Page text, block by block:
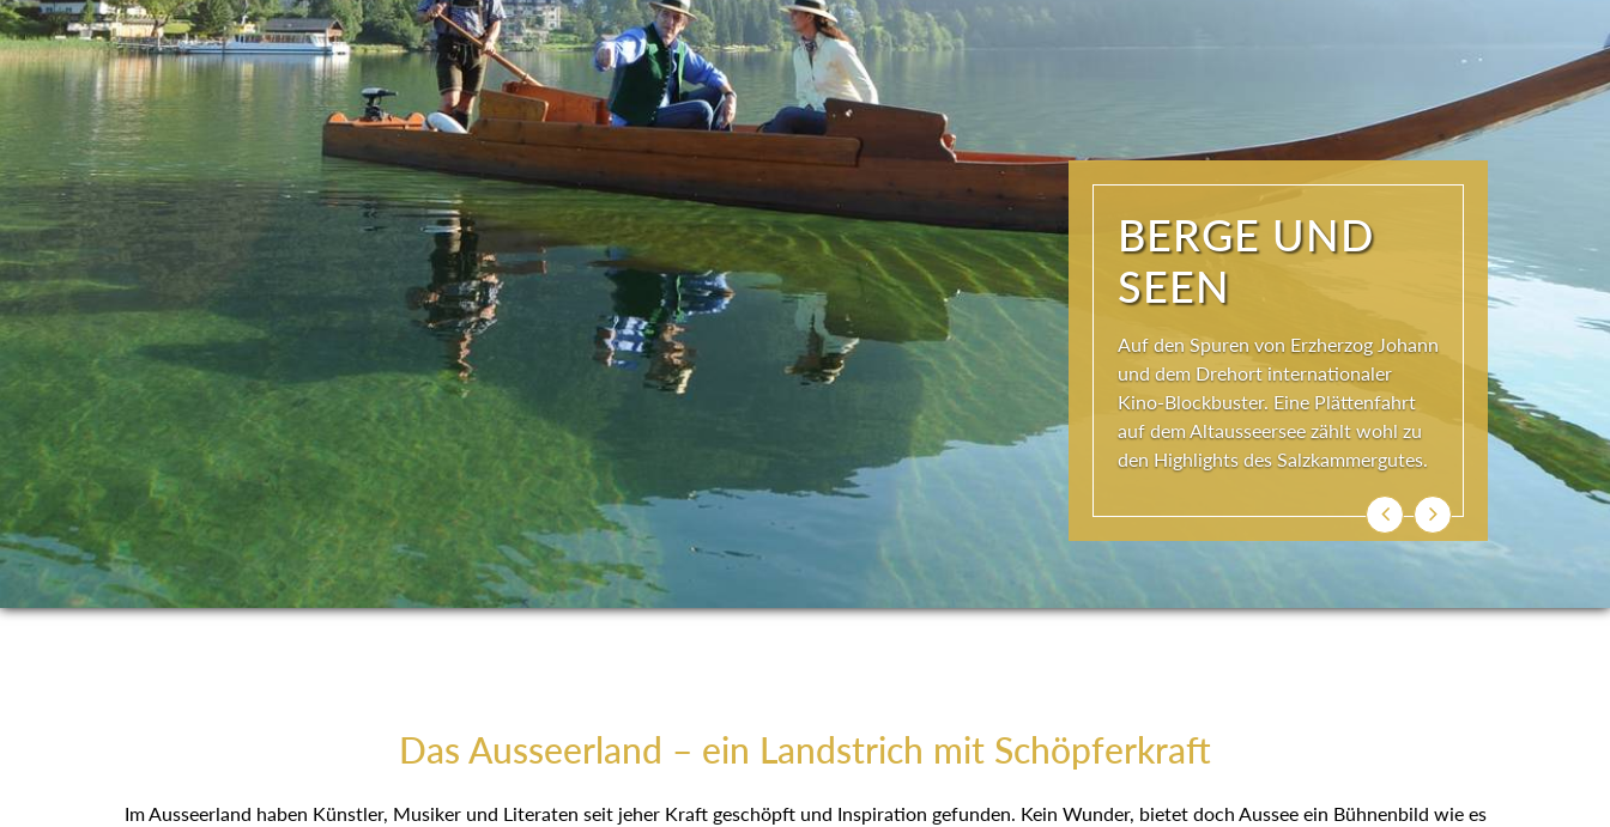
NATUR PUR
Ausseerland neue Kraft und viel
Inspiration. Das Wirkungsvermögen
kommt aus der Natur und ihren
ewigen Gestalten – den Bergen und
Seen.
ZurückWeiter
Das Ausseerland – ein Landstrich mit Schöpferkraft
Im Ausseerland haben Künstler, Musiker und Literaten seit jeher Kraft geschöpft und Inspiration gefunden. Kein Wunder, bietet doch Aussee ein Bühnenbild wie es